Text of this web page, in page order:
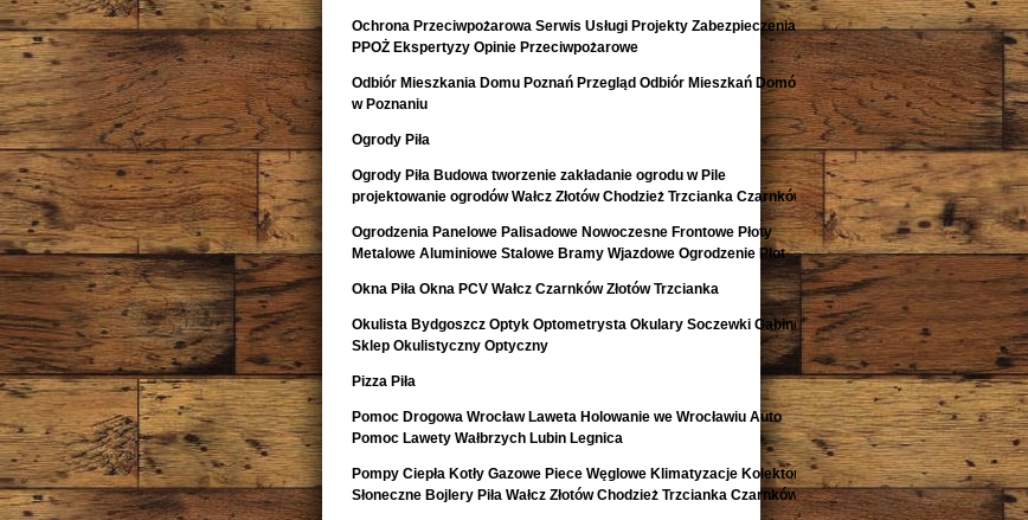
Ochrona Przeciwpożarowa Serwis Usługi Projekty Zabezpieczenia
PPOŻ Ekspertyzy Opinie Przeciwpożarowe
Odbiór Mieszkania Domu Poznań Przegląd Odbiór Mieszkań Domów
w Poznaniu
Ogrody Piła
Ogrody Piła Budowa tworzenie zakładanie ogrodu w Pile
projektowanie ogrodów Wałcz Złotów Chodzież Trzcianka Czarnków
Ogrodzenia Panelowe Palisadowe Nowoczesne Frontowe Płoty
Metalowe Aluminiowe Stalowe Bramy Wjazdowe Ogrodzenie Płot
Okna Piła Okna PCV Wałcz Czarnków Złotów Trzcianka
Okulista Bydgoszcz Optyk Optometrysta Okulary Soczewki Gabinet
Sklep Okulistyczny Optyczny
Pizza Piła
Pomoc Drogowa Wrocław Laweta Holowanie we Wrocławiu Auto
Pomoc Lawety Wałbrzych Lubin Legnica
Pompy Ciepła Kotły Gazowe Piece Węglowe Klimatyzacje Kolektory
Słoneczne Bojlery Piła Wałcz Złotów Chodzież Trzcianka Czarnków